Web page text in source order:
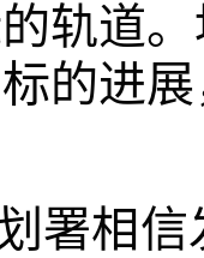
轨道
的进
署相